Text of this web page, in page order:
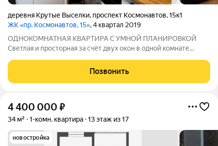
деревня Крутые Выселки, проспект Космонавтов,15к1
ЖК «пр. Космонавтов, 15», 4 квартал 2019
ОДНОКОМНАТНАЯ КВАРТИРА С УМНОЙ ПЛАНИРОВКОЙ
Светлая и просторная за счёт двух окон в одной комнате
Умное зонирование: Комната делится на
Позвонить
4 400 000 ₽
34 м² 1-комн. квартира 13 этаж из 17
новостройка